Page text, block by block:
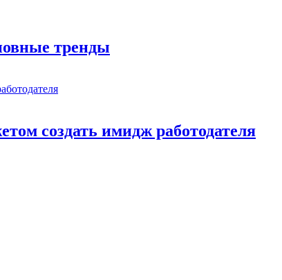
тренды
создать имидж работодателя